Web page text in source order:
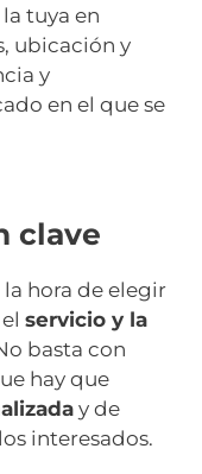
tuya en
ubicación y
y
en el que se
clave
la hora de elegir
servicio y la
basta con
hay que
y de
interesados.